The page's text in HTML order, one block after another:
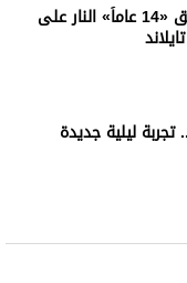
لحظة إطلاق مراهق «14 عاماً» النار على
ليلية جديدة